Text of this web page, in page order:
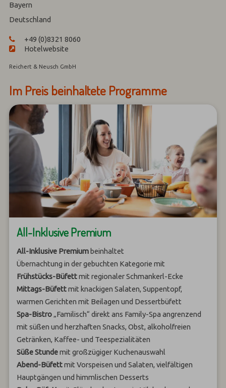
Bayern
Deutschland
+49 (0)8321 8060
Hotelwebsite
Reichert & Neusch GmbH
Im Preis beinhaltete Programme
All-Inklusive Premium
All-Inklusive Premium beinhaltet
Übernachtung in der gebuchten Kategorie mit
Frühstücks-Büfettmit regionaler Schmankerl-Ecke
Mittags-Büfettmit knackigen Salaten, Suppentopf,
warmen Gerichten mit Beilagen und Dessertbüfett
Spa-Bistro „Familisch“ direkt ans Family-Spa angrenzend
mit süßen und herzhaften Snacks, Obst, alkoholfreien
Getränken, Kaffee- und Teespezialitäten
Süße Stundemit großzügiger Kuchenauswahl
Abend-Büfettmit Vorspeisen und Salaten, vielfältigen
Hauptgängen und himmlischen Desserts